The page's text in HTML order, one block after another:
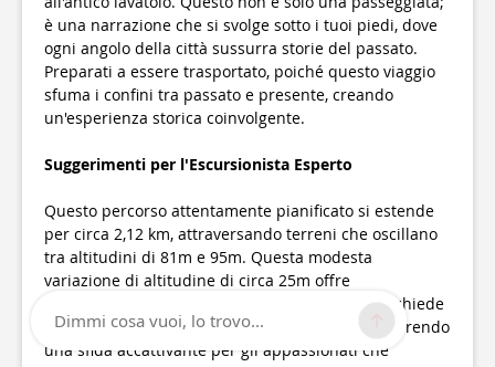
è una narrazione che si svolge sotto i tuoi piedi, dove
ogni angolo della città sussurra storie del passato.
Preparati a essere trasportato, poiché questo viaggio
sfuma i confini tra passato e presente, creando
un'esperienza storica coinvolgente.
Suggerimenti per l'Escursionista Esperto
Questo percorso attentamente pianificato si estende
per circa 2,12 km, attraversando terreni che oscillano
tra altitudini di 81m e 95m. Questa modesta
variazione di altitudine di circa 25m offre
un'esperienza rilassante. Tuttavia, il percorso richiede
attenzione per le sue leggere salite e discese, offrendo
una sfida accattivante per gli appassionati che
Dimmi cosa vuoi, lo trovo...